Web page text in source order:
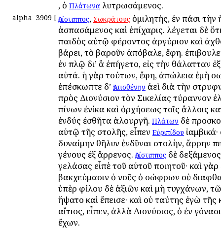
, ὁ Πλάτωνα λυτρωσάμενος.
alpha 3909 [ Ἀρίστιππος, Σωκράτους ὁμιλητὴς, ἐν πάσι τὴν
ἀσπασάμενος καὶ ἐπίχαρις. λέγεται δὲ
παιδὸς αὐτῷ φέροντος ἀργύριον καὶ
βάρει, τὸ βαροῦν ἀπόβαλε, ἔφη.
ἐν πλῷ δι’ ἃ ἐπήγετο, εἰς τὴν θάλατταν
αὐτά. ἡ γὰρ τούτων, ἔφη, ἀπώλεια ἐμὴ
ἐπέσκωπτε δ’Ἀντισθένην ἀεὶ διὰ τὴν
πρὸς Διονύσιον τὸν Σικελίας τύραννον
πίνων ἐνίκα καὶ ὀρχήσεως τοῖς ἄλλοις
ἐνδύς ἐσθῆτα ἁλουργῆ. Πλάτων δὲ
αὐτῷ τῆς στολῆς, εἶπεν Εὐριπίδου
δυναίμην θῆλυν ἐνδῦναι στολὴν, ἄρρην
γένους ἐξ ἄρρενος. Ἀρίστιππος δὲ
γελάσας εἶπὲ τοῦ αὐτοῦ ποιητοῦ· καὶ γὰρ
βακχεύμασιν ὁ νοῦς ὁ σώφρων οὐ
ὑπὲρ φίλου δὲ ἀξιῶν καὶ μὴ τυγχάνων,
ἥψατο καὶ ἔπεισε· καὶ οὐ ταύτης ἐγὼ τῆς
αἴτιος, εἶπεν, ἀλλὰ Διονύσιος, ὁ ἐν
ἔχων.